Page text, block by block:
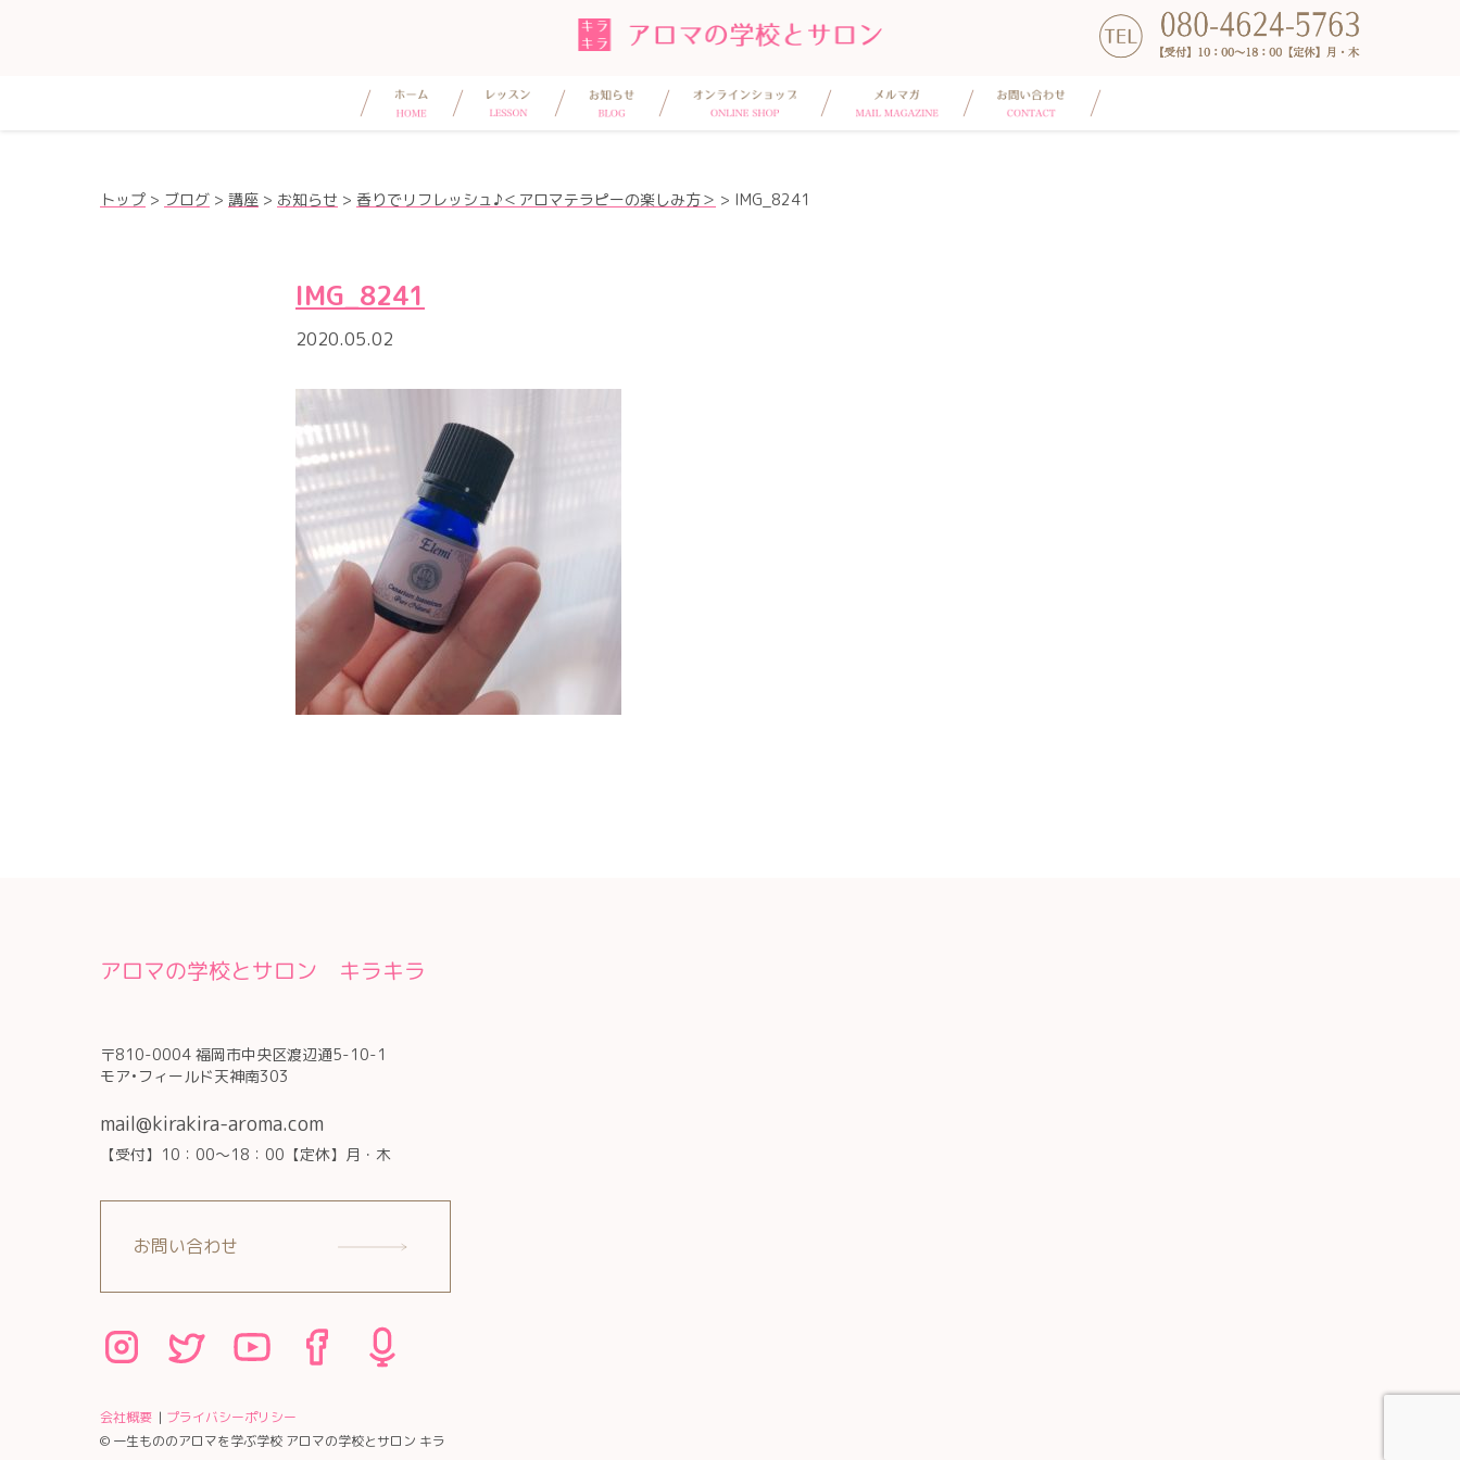
トップ > ブログ > 講座 > お知らせ > 香りでリフレッシュ♪＜アロマテラピーの楽しみ方＞ > IMG_8241
IMG_8241
2020.05.02
アロマの学校とサロン キラキラ
〒810-0004 福岡市中央区渡辺通5-10-1
モア•フィールド天神南303
mail@kirakira-aroma.com
【受付】10：00～18：00【定休】月・木
お問い合わせ
会社概要
プライバシーポリシー
© 一生もののアロマを学ぶ学校 アロマの学校とサロン キラ